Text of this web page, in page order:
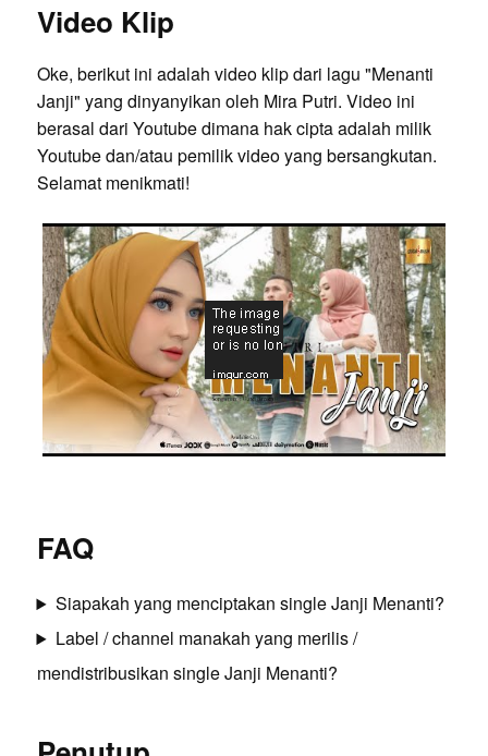
Video Klip
Oke, berikut ini adalah video klip dari lagu "Menanti
Janji" yang dinyanyikan oleh Mira Putri. Video ini
berasal dari Youtube dimana hak cipta adalah milik
Youtube dan/atau pemilik video yang bersangkutan.
Selamat menikmati!
FAQ
Siapakah yang menciptakan single Janji Menanti?
Label / channel manakah yang merilis /
mendistribusikan single Janji Menanti?